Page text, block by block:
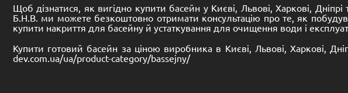
Щоб дізнатися, як вигідно купити басейн у Києві, Львові, Харкові,
Б.Н.В. ми можете безкоштовно отримати консультацію про те, як
купити накриття для басейну й устаткування для очищення води і
Купити готовий басейн за ціною виробника в Києві, Львові, Харкові,
dev.com.ua/ua/product-category/bassejny/